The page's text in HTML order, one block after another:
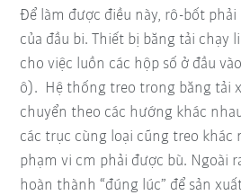
Để làm được điều này, rô-bốt
của đầu bi. Thiết bị băng tải chạy
cho việc luồn các hộp số ở đầu
ô). Hệ thống treo trong băng tải
chuyển theo các hướng khác
các trục cùng loại cũng treo khác
phạm vi cm phải được bù. Ngoài
hoàn thành “đúng lúc” để sản